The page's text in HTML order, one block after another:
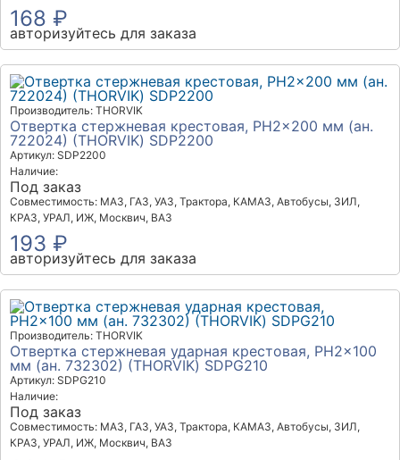
168 ₽
авторизуйтесь для заказа
Производитель: THORVIK
Отвертка стержневая крестовая, PH2x200 мм (ан.
722024) (THORVIK) SDP2200
Артикул: SDP2200
Наличие:
Под заказ
Совместимость: МАЗ, ГАЗ, УАЗ, Трактора, КАМАЗ, Автобусы, ЗИЛ,
КРАЗ, УРАЛ, ИЖ, Москвич, ВАЗ
193 ₽
авторизуйтесь для заказа
Производитель: THORVIK
Отвертка стержневая ударная крестовая, PH2x100
мм (ан. 732302) (THORVIK) SDPG210
Артикул: SDPG210
Наличие:
Под заказ
Совместимость: МАЗ, ГАЗ, УАЗ, Трактора, КАМАЗ, Автобусы, ЗИЛ,
КРАЗ, УРАЛ, ИЖ, Москвич, ВАЗ